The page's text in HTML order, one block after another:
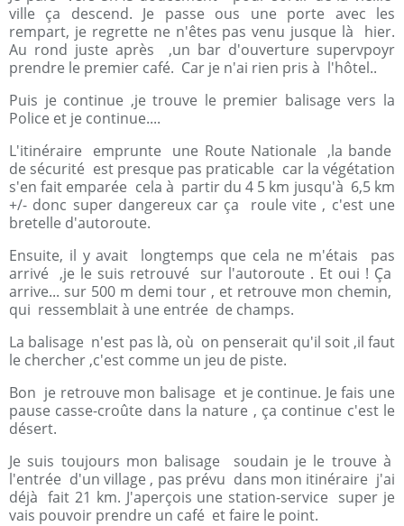
ville ça descend. Je passe ous une porte avec les
rempart, je regrette ne n'êtes pas venu jusque là hier.
Au rond juste après ,un bar d'ouverture supervpoyr
prendre le premier café. Car je n'ai rien pris à l'hôtel..
Puis je continue ,je trouve le premier balisage vers la
Police et je continue....
L'itinéraire emprunte une Route Nationale ,la bande
de sécurité est presque pas praticable car la végétation
s'en fait emparée cela à partir du 4 5 km jusqu'à 6,5 km
+/- donc super dangereux car ça roule vite , c'est une
bretelle d'autoroute.
Ensuite, il y avait longtemps que cela ne m'étais pas
arrivé ,je le suis retrouvé sur l'autoroute . Et oui ! Ça
arrive... sur 500 m demi tour , et retrouve mon chemin,
qui ressemblait à une entrée de champs.
La balisage n'est pas là, où on penserait qu'il soit ,il faut
le chercher ,c'est comme un jeu de piste.
Bon je retrouve mon balisage et je continue. Je fais une
pause casse-croûte dans la nature , ça continue c'est le
désert.
Je suis toujours mon balisage soudain je le trouve à
l'entrée d'un village , pas prévu dans mon itinéraire j'ai
déjà fait 21 km. J'aperçois une station-service super je
vais pouvoir prendre un café et faire le point.